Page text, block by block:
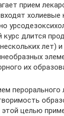
прием
холиевые
курс длится
лет)
их
целью